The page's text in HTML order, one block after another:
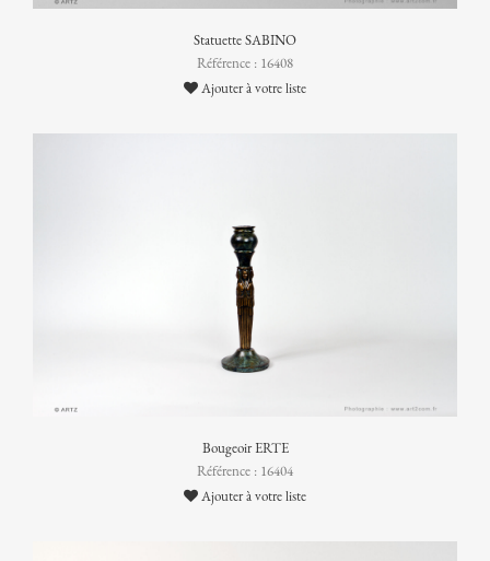
Statuette SABINO
Référence : 16408
Ajouter à votre liste
Bougeoir ERTE
Référence : 16404
Ajouter à votre liste